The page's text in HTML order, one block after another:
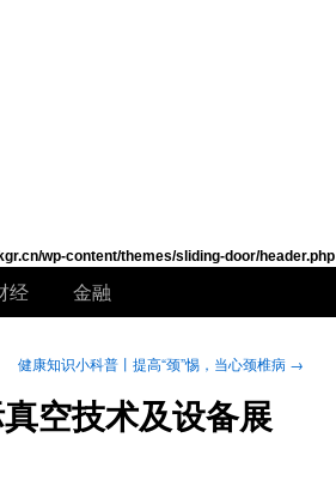
wp-content/themes/sliding-door/header.php
经 金融
健康知识小科普丨提高“颈”惕，当心颈椎病 →
空技术及设备展